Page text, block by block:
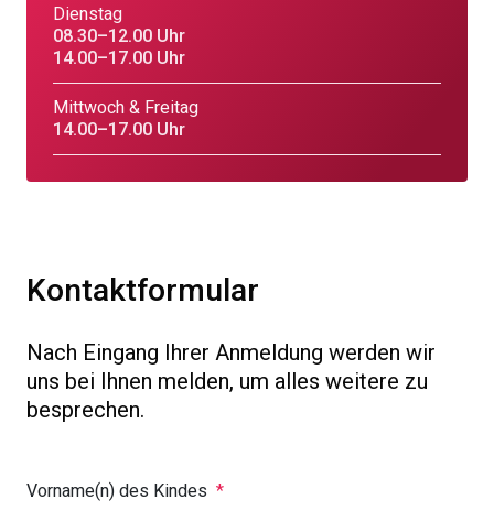
Dienstag
08.30–12.00 Uhr
14.00–17.00 Uhr
Mittwoch & Freitag
14.00–17.00 Uhr
Kontaktformular
Nach Eingang Ihrer Anmeldung werden wir
uns bei Ihnen melden, um alles weitere zu
besprechen.
Vorname(n) des Kindes *